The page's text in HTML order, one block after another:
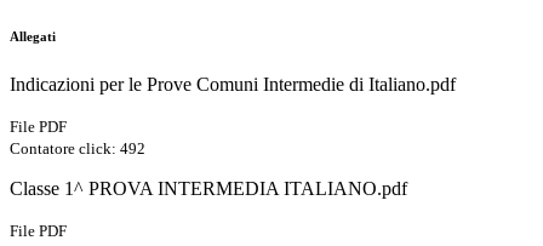
Allegati
Indicazioni per le Prove Comuni Intermedie di Italiano.pdf
File PDF
Contatore click: 492
Classe 1^ PROVA INTERMEDIA ITALIANO.pdf
File PDF